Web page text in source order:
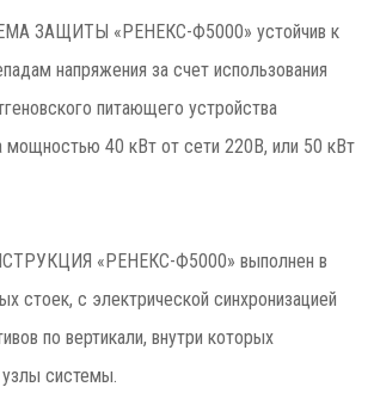
ЗАЩИТЫ «РЕНЕКС-Ф5000» устойчив к
напряжения за счет использования
питающего устройства
мощностью 40 кВт от сети 220В, или 50 кВт
«РЕНЕКС-Ф5000» выполнен в
стоек, с электрической синхронизацией
по вертикали, внутри которых
системы.